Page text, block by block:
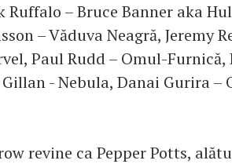
Ruffalo – Bruce Banner aka
– Văduva Neagră, Jeremy
Paul Rudd – Omul-Furnică,
- Nebula, Danai Gurira –
revine ca Pepper Potts,